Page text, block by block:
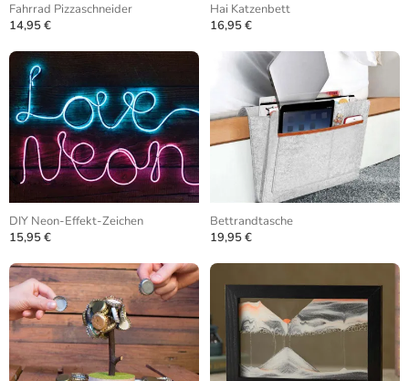
Fahrrad Pizzaschneider
14,95 €
Hai Katzenbett
16,95 €
DIY Neon-Effekt-Zeichen
15,95 €
Bettrandtasche
19,95 €